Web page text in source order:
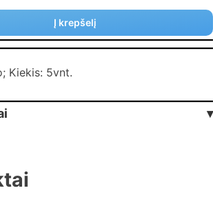
Į krepšelį
Kiekis: 5vnt.
▾